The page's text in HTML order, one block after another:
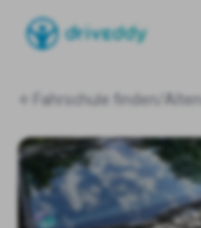
Fahrschule finden